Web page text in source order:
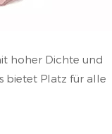
hoher Dichte und
bietet Platz für alle